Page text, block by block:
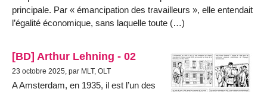
principale. Par « émancipation des travailleurs », elle entendait
l’égalité économique, sans laquelle toute (…)
[BD] Arthur Lehning - 02
23 octobre 2025, par MLT, OLT
A Amsterdam, en 1935, il est l’un des